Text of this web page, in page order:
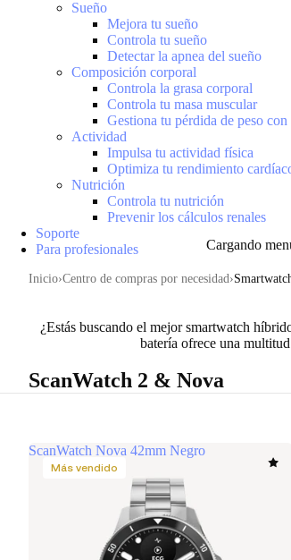
Cargando
Sueño
Mejora tu sueño
Controla tu sueño
Detectar la apnea del sueño
Composición corporal
Controla la grasa corporal
Controla tu masa muscular
Gestiona tu pérdida de peso
Actividad
Impulsa tu actividad física
Optimiza tu rendimiento
Nutrición
Controla tu nutrición
Prevenir los cálculos renales
Soporte
Para profesionales
Inicio Centro de compras por necesidad
¿Estás buscando el mejor smartwatch
batería ofrece una
ScanWatch 2 & Nova
ScanWatch Nova 42mm Negro
Más vendido